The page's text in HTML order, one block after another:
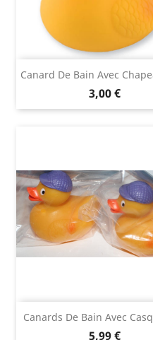
Canard De Bain Avec
3,00 €
Canards De Bain Avec
5,99 €